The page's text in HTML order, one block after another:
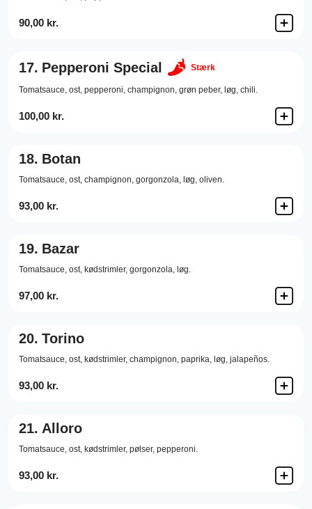
90,00 kr.
17. Pepperoni Special Stærk
Tomatsauce, ost, pepperoni, champignon, grøn peber, løg, chili.
100,00 kr.
18. Botan
Tomatsauce, ost, champignon, gorgonzola, løg, oliven.
93,00 kr.
19. Bazar
Tomatsauce, ost, kødstrimler, gorgonzola, løg.
97,00 kr.
20. Torino
Tomatsauce, ost, kødstrimler, champignon, paprika, løg, jalapeños.
93,00 kr.
21. Alloro
Tomatsauce, ost, kødstrimler, pølser, pepperoni.
93,00 kr.